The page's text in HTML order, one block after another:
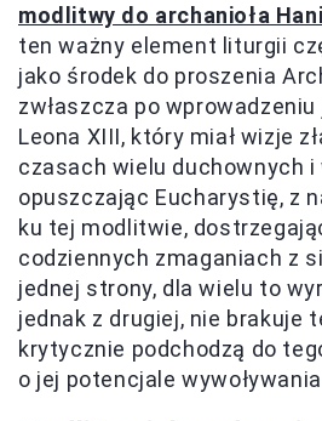
modlitwy do archanioła
ten ważny element liturgii
jako środek do proszenia
zwłaszcza po
Leona XIII, który miał wizje
czasach wielu duchownych i
opuszczając Eucharystię, z
ku tej modlitwie,
codziennych zmaganiach z
jednej strony, dla wielu to
jednak z drugiej, nie brakuje
krytycznie podchodzą do
o jej potencjale